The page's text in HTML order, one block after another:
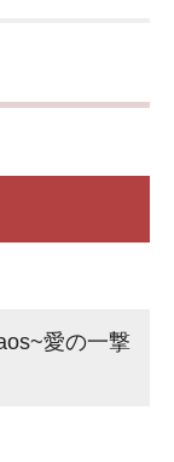
愛の一撃